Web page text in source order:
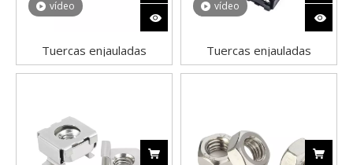
vídeo
Tuercas enjauladas
chapadas en zinc amarillo
gabinete en rack de
servidores
vídeo
Tuercas enjauladas
Tuercas enjauladas de